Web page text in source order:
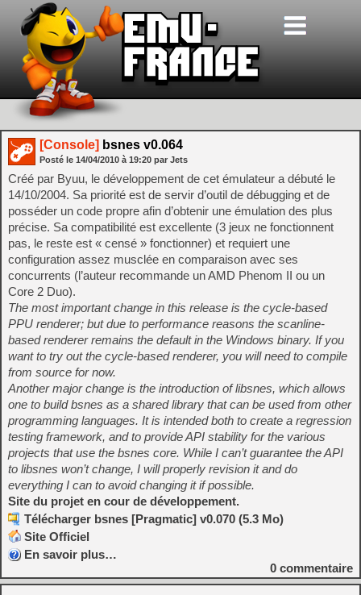
[Console] bsnes v0.064
Posté le 14/04/2010 à 19:20 par Jets
Créé par Byuu, le développement de cet émulateur a débuté le
14/10/2004. Sa priorité est de servir d’outil de débugging et de
posséder un code propre afin d’obtenir une émulation des plus
précise. Sa compatibilité est excellente (3 jeux ne fonctionnent
pas, le reste est « censé » fonctionner) et requiert une
configuration assez musclée en comparaison avec ses
concurrents (l’auteur recommande un AMD Phenom II ou un
Core 2 Duo).
The most important change in this release is the cycle-based
PPU renderer; but due to performance reasons the scanline-
based renderer remains the default in the Windows binary. If you
want to try out the cycle-based renderer, you will need to compile
from source for now.
Another major change is the introduction of libsnes, which allows
one to build bsnes as a shared library that can be used from other
programming languages. It is intended both to create a regression
testing framework, and to provide API stability for the various
projects that use the bsnes core. While I can’t guarantee the API
to libsnes won’t change, I will properly revision it and do
everything I can to avoid changing it if possible.
Site du projet en cour de développement.
Télécharger bsnes [Pragmatic] v0.070 (5.3 Mo)
Site Officiel
En savoir plus…
0 commentaire